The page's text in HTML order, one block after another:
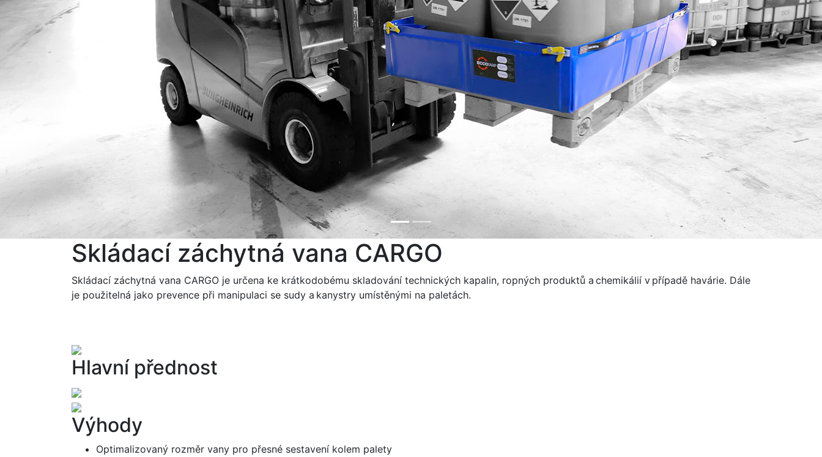
Skládací záchytná vana CARGO
Skládací záchytná vana CARGO je určena ke krátkodobému skladování technických kapalin, ropných produktů a chemikálií v případě havárie. Dále
je použitelná jako prevence při manipulaci se sudy a kanystry umístěnými na paletách.
Hlavní přednost
Výhody
Optimalizovaný rozměr vany pro přesné sestavení kolem palety